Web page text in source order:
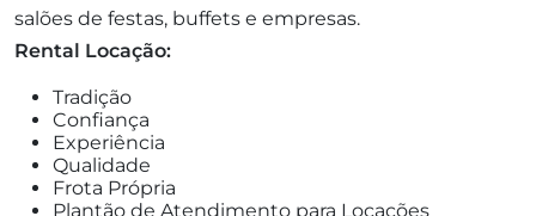
salões de festas, buffets e empresas.
Rental Locação:
Tradição
Confiança
Experiência
Qualidade
Frota Própria
Plantão de Atendimento para Locações